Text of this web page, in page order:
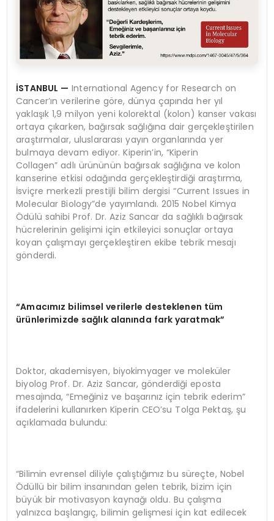
İSTANBUL — International Agency for Research on
Cancer’ın verilerine göre, dünya çapında her yıl
yaklaşık 1,9 milyon yeni kolorektal (kolon) kanser vakası
ortaya çıkarken, bağırsak sağlığına dair gerçekleştirilen
araştırmalar, uluslararası yayın organlarında yer
bulmaya devam ediyor. Kiperin’in, “Kiperin
Collagen” adlı ürününün bağırsak sağlığına ve kolon
kanserine etkisi odağında gerçekleştirdiği araştırma,
İsviçre merkezli prestijli bilim dergisi “Current Issues in
Molecular Biology”de yayımlandı. 2015 Nobel Kimya
Ödülü sahibi Prof. Dr. Aziz Sancar da sağlıklı bağırsak
hücrelerinin gelişimi için etkileyici sonuçlar ortaya
koyan çalışmayı gerçekleştiren ekibe tebrik mesajı
gönderdi.
“Amacımız bilimsel verilerle desteklenen tüm
ürünlerimizde sağlık alanında fark yaratmak”
Doktor, akademisyen, biyokimyager ve moleküler
biyolog Prof. Dr. Aziz Sancar, gönderdiği eposta
mesajında, “Emeğiniz ve başarınız için tebrik ederim”
ifadelerini kullanırken Kiperin CEO’su Tolga Pektaş, şu
açıklamada bulundu:
“Bilimin evrensel diliyle çalıştığımız bu süreçte, Nobel
Ödüllü bir bilim insanından gelen tebrik, bizim için
büyük bir motivasyon kaynağı oldu. Bu çalışma
yalnızca başlangıç, bilimin gelişmesi için kat edilecek